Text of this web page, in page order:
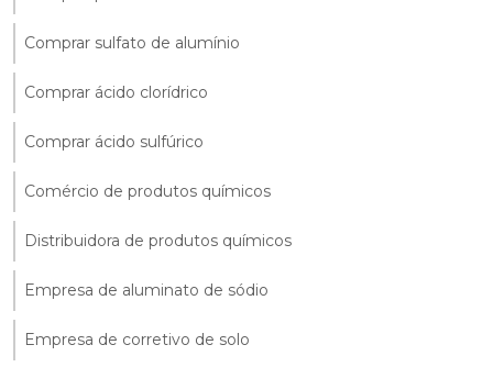
Comprar sulfato de alumínio
Comprar ácido clorídrico
Comprar ácido sulfúrico
Comércio de produtos químicos
Distribuidora de produtos químicos
Empresa de aluminato de sódio
Empresa de corretivo de solo